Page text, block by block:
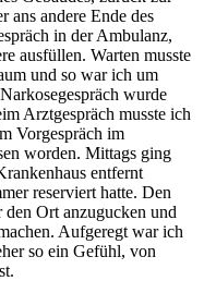
ans andere Ende des
in der Ambulanz,
ausfüllen. Warten musste
und so war ich um
wurde
Arztgespräch musste ich
Vorgespräch im
worden. Mittags ging
entfernt
reserviert hatte. Den
den Ort anzugucken und
Aufgeregt war ich
so ein Gefühl, von